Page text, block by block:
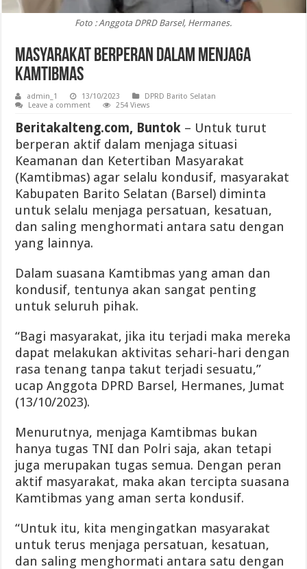
Foto : Anggota DPRD Barsel, Hermanes.
Masyarakat Berperan dalam Menjaga
Kamtibmas
admin_1 13/10/2023
DPRD Barito Selatan
Leave a comment
254 Views
Beritakalteng.com, Buntok – Untuk turut
berperan aktif dalam menjaga situasi
Keamanan dan Ketertiban Masyarakat
(Kamtibmas) agar selalu kondusif, masyarakat
Kabupaten Barito Selatan (Barsel) diminta
untuk selalu menjaga persatuan, kesatuan,
dan saling menghormati antara satu dengan
yang lainnya.
Dalam suasana Kamtibmas yang aman dan
kondusif, tentunya akan sangat penting
untuk seluruh pihak.
“Bagi masyarakat, jika itu terjadi maka mereka
dapat melakukan aktivitas sehari-hari dengan
rasa tenang tanpa takut terjadi sesuatu,”
ucap Anggota DPRD Barsel, Hermanes, Jumat
(13/10/2023).
Menurutnya, menjaga Kamtibmas bukan
hanya tugas TNI dan Polri saja, akan tetapi
juga merupakan tugas semua. Dengan peran
aktif masyarakat, maka akan tercipta suasana
Kamtibmas yang aman serta kondusif.
“Untuk itu, kita mengingatkan masyarakat
untuk terus menjaga persatuan, kesatuan,
dan saling menghormati antara satu dengan